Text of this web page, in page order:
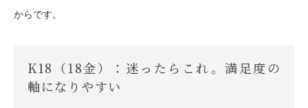
からです。
K18（18金）：迷ったらこれ。満足度の
軸になりやすい